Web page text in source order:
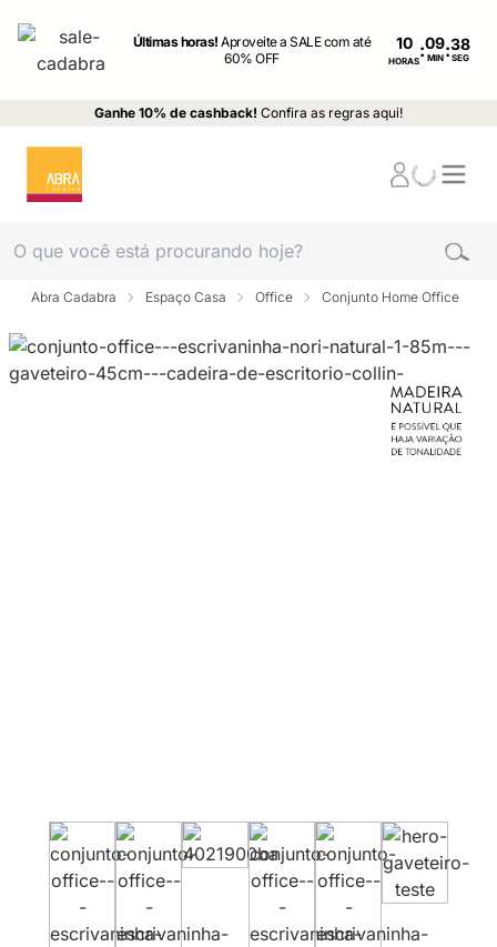
Últimas horas!Aproveite a SALE com até
60% OFF
10
HORAS: MIN : SEG
Ganhe 10% de cashback! Confira as regras aqui!
Abra Cadabra Espaço Casa Office Conjunto Home Office